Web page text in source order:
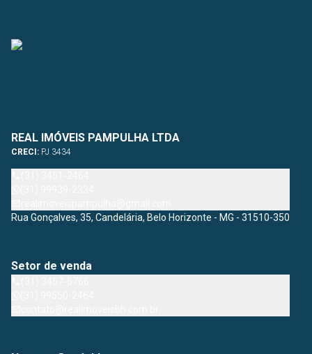
REAL IMÓVEIS PAMPULHA LTDA
CRECI: PJ 3434
Rua Gonçalves, 35, Candelária, Belo Horizonte - MG - 31510-350
Setor de venda